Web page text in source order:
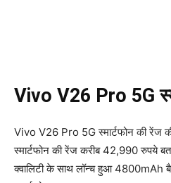
Vivo V26 Pro 5G
Vivo V26 Pro 5G स्मार्टफोन की रेंज
स्मार्टफोन की रेंज करीब 42,990 रुपये
क्वालिटी के साथ लॉन्च हुआ 4800mAh